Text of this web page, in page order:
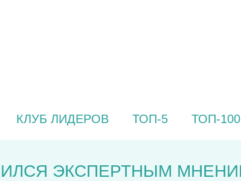
КЛУБ ЛИДЕРОВ ТОП-5 ТОП-100
ЭКСПЕРТНЫМ